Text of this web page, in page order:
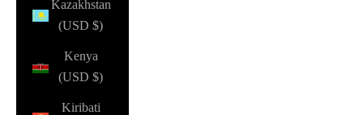
Kazakhstan
(USD $)
Kenya
(USD $)
Kiribati